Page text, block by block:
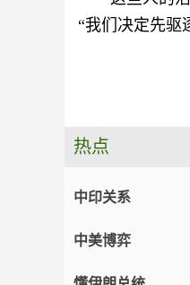
“我们决定先驱
热点
中印关系
中美博弈